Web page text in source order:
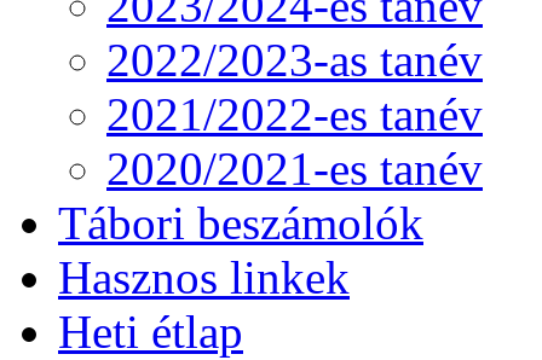
2022/2023-as tanév
2021/2022-es tanév
2020/2021-es tanév
Tábori beszámolók
Hasznos linkek
Heti étlap